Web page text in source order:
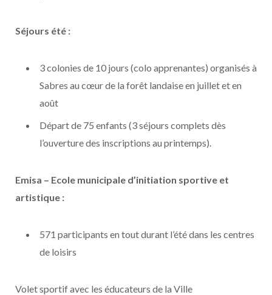
Séjours été :
3 colonies de 10 jours (colo apprenantes) organisés à
Sabres au cœur de la forêt landaise en juillet et en
août
Départ de 75 enfants (3 séjours complets dès
l’ouverture des inscriptions au printemps).
Emisa – Ecole municipale d’initiation sportive et
artistique :
571 participants en tout durant l’été dans les centres
de loisirs
Volet sportif avec les éducateurs de la Ville